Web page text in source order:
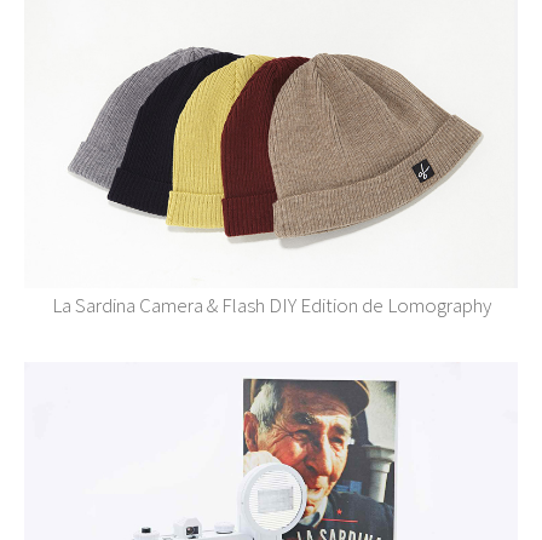
La Sardina Camera & Flash DIY Edition de Lomography